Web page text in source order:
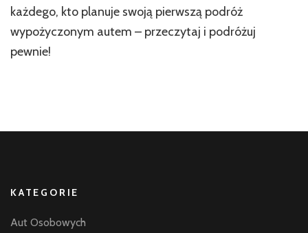
każdego, kto planuje swoją pierwszą podróż
wypożyczonym autem – przeczytaj i podróżuj
pewnie!
KATEGORIE
Aut Osobowych